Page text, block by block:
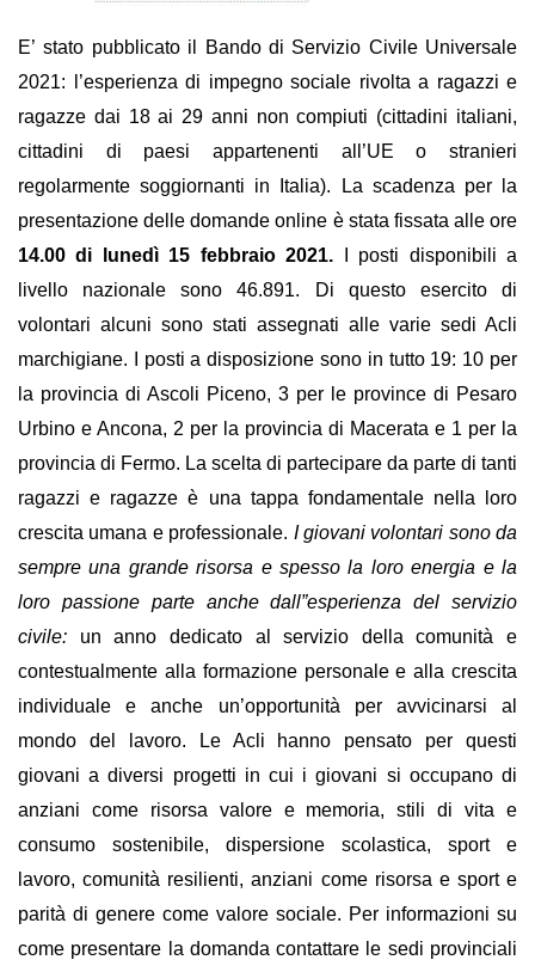
E’ stato pubblicato il Bando di Servizio Civile Universale
2021: l’esperienza di impegno sociale rivolta a ragazzi e
ragazze dai 18 ai 29 anni non compiuti (cittadini italiani,
cittadini di paesi appartenenti all’UE o stranieri
regolarmente soggiornanti in Italia).
La scadenza per la
presentazione delle domande online è stata fissata alle ore
14.00 d i lunedì 15 febbraio 2021. I posti disponibili a
livello nazionale sono 46.891. Di questo esercito di
volontari alcuni sono stati assegnati alle varie sedi Acli
marchigiane. I posti a disposizione sono in tutto 19: 10 per
la provincia di Ascoli Piceno, 3 per le province di Pesaro
Urbino e Ancona, 2 per la provincia di Macerata e 1 per la
provincia di Fermo. La scelta di partecipare da parte di tanti
ragazzi e ragazze è una tappa fondamentale nella loro
crescita umana e professionale. I giovani volontari sono da
sempre una grande risorsa e spesso la loro energia e la
loro passione parte anche dall”esperienza del servizio
civile: un anno dedicato al servizio della comunità e
contestualmente alla formazione personale e alla crescita
individuale e anche un’opportunità per avvicinarsi al
mondo del lavoro. Le Acli hanno pensato per questi
giovani a diversi progetti in cui i giovani si occupano di
anziani come risorsa valore e memoria, stili di vita e
consumo sostenibile, dispersione scolastica, sport e
lavoro, comunità resilienti, anziani come risorsa e sport e
parità di genere come valore sociale. Per informazioni su
come presentare la domanda contattare le sedi provinciali